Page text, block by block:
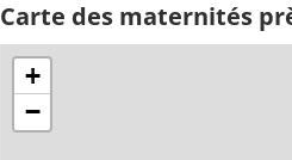
Carte des maternités
+
−